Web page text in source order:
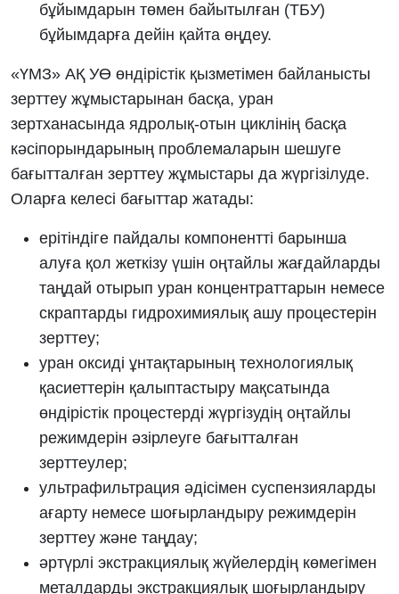
бұйымдарын төмен байытылған (ТБУ)
бұйымдарға дейін қайта өңдеу.
«ҮМЗ» АҚ УӨ өндірістік қызметімен байланысты
зерттеу жұмыстарынан басқа, уран
зертханасында ядролық-отын циклінің басқа
кәсіпорындарының проблемаларын шешуге
бағытталған зерттеу жұмыстары да жүргізілуде.
Оларға келесі бағыттар жатады:
ерітіндіге пайдалы компонентті барынша
алуға қол жеткізу үшін оңтайлы жағдайларды
таңдай отырып уран концентраттарын немесе
скраптарды гидрохимиялық ашу процестерін
зерттеу;
уран оксиді ұнтақтарының технологиялық
қасиеттерін қалыптастыру мақсатында
өндірістік процестерді жүргізудің оңтайлы
режимдерін әзірлеуге бағытталған
зерттеулер;
ультрафильтрация әдісімен суспензияларды
ағарту немесе шоғырландыру режимдерін
зерттеу және таңдау;
әртүрлі экстракциялық жүйелердің көмегімен
металдарды экстракциялық шоғырландыру